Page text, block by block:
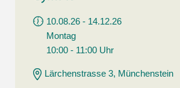
10.08.26 - 14.12.26
Montag
10:00 - 11:00 Uhr
Lärchenstrasse 3, Münchenstein